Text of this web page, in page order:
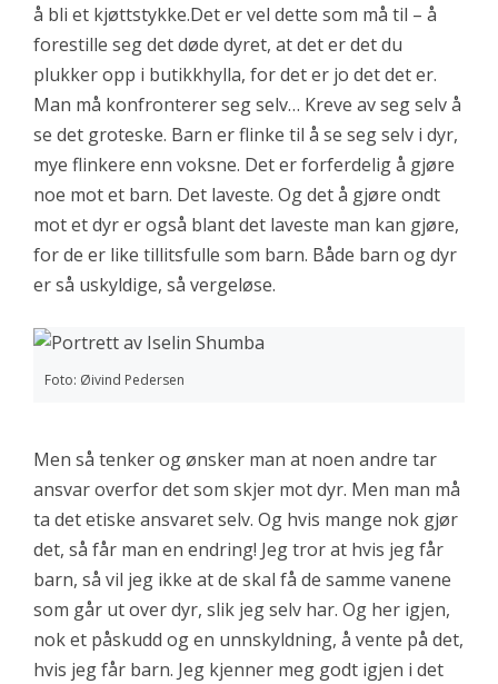
å bli et kjøttstykke.Det er vel dette som må til – å
forestille seg det døde dyret, at det er det du
plukker opp i butikkhylla, for det er jo det det er.
Man må konfronterer seg selv… Kreve av seg selv å
se det groteske. Barn er flinke til å se seg selv i dyr,
mye flinkere enn voksne. Det er forferdelig å gjøre
noe mot et barn. Det laveste. Og det å gjøre ondt
mot et dyr er også blant det laveste man kan gjøre,
for de er like tillitsfulle som barn. Både barn og dyr
er så uskyldige, så vergeløse.
Foto: Øivind Pedersen
Men så tenker og ønsker man at noen andre tar
ansvar overfor det som skjer mot dyr. Men man må
ta det etiske ansvaret selv. Og hvis mange nok gjør
det, så får man en endring! Jeg tror at hvis jeg får
barn, så vil jeg ikke at de skal få de samme vanene
som går ut over dyr, slik jeg selv har. Og her igjen,
nok et påskudd og en unnskyldning, å vente på det,
hvis jeg får barn. Jeg kjenner meg godt igjen i det